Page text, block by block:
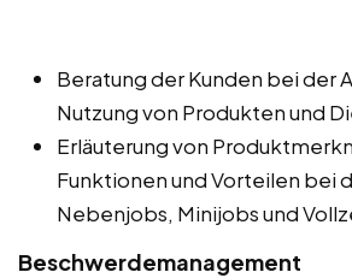
Beratung der Kunden bei der
Nutzung von Produkten und
Erläuterung von
Funktionen und Vorteilen bei
Nebenjobs, Minijobs und
Beschwerdemanagement